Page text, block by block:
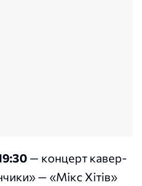
— концерт кавер-
— «Мікс Хітів»